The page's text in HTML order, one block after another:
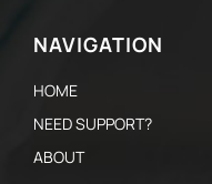
NAVIGATION
HOME
NEED SUPPORT?
ABOUT